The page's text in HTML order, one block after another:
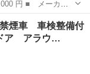
ハイウェイスタ
ＥＴＣ 前後ド
煙車 車検整備付
ア アラウ…